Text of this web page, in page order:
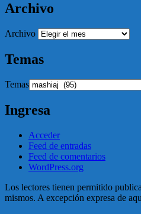
Archivo
Archivo
Temas
Temas
Ingresa
Acceder
Feed de entradas
Feed de comentarios
WordPress.org
Los lectores tienen permitido
mismos. A excepción expresa de